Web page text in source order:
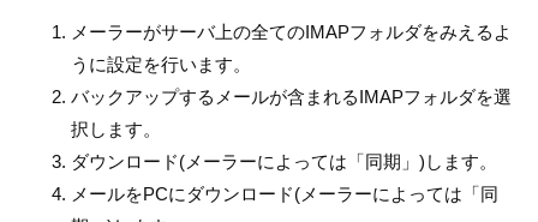
メーラーがサーバ上の全てのIMAPフォルダをみえるよ
うに設定を行います。
バックアップするメールが含まれるIMAPフォルダを選
択します。
ダウンロード(メーラーによっては「同期」)します。
メールをPCにダウンロード(メーラーによっては「同